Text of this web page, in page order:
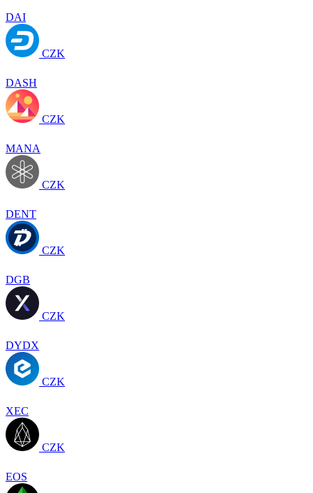
DAI
CZK
DASH
CZK
MANA
CZK
DENT
CZK
DGB
CZK
DYDX
CZK
XEC
CZK
EOS